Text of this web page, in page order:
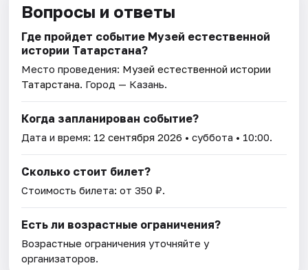
Вопросы и ответы
Где пройдет событие Музей естественной
истории Татарстана?
Место проведения: Музей естественной истории
Татарстана. Город — Казань.
Когда запланирован событие?
Дата и время: 12 сентября 2026 • суббота • 10:00.
Сколько стоит билет?
Стоимость билета: от 350 ₽.
Есть ли возрастные ограничения?
Возрастные ограничения уточняйте у
организаторов.